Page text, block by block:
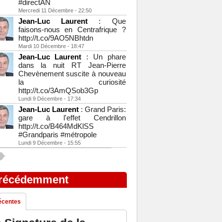
#directAN
Mercredi 11 Décembre - 22:50
Jean-Luc Laurent: Que
faisons-nous en Centrafrique ?
http://t.co/9AO5NBhtdn
Mardi 10 Décembre - 18:47
Jean-Luc Laurent : Un phare
dans la nuit RT Jean-Pierre
Chevènement suscite à nouveau
la curiosité
http://t.co/3AmQSob3Gp
Lundi 9 Décembre - 17:34
Jean-Luc Laurent: Grand Paris:
gare à l'effet Cendrillon
http://t.co/B464MdKlSS
#Grandparis #métropole
Lundi 9 Décembre - 15:55